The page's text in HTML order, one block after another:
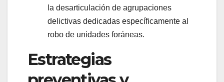
la desarticulación de agrupaciones
delictivas dedicadas específicamente al
robo de unidades foráneas.
Estrategias